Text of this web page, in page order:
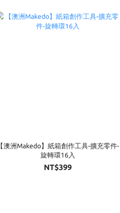
【澳洲Makedo】紙箱創作工具-擴充零件-
旋轉環16入
NT$399